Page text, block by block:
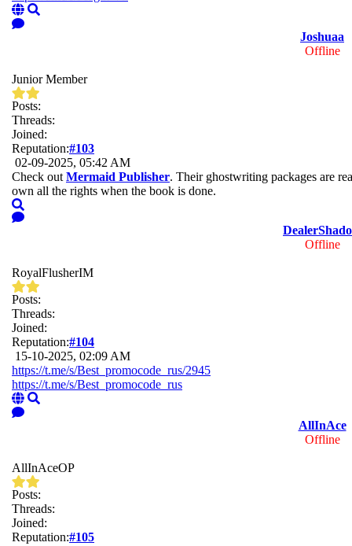
Joshuaa
Offline
Junior Member
Posts:
Threads:
Joined:
Reputation:#103
02-09-2025, 05:42 AM
Check out Mermaid Publisher. Their ghostwriting packages are
own all the rights when the book is done.
Offline
RoyalFlusherIM
Posts:
Threads:
Joined:
Reputation:#104
15-10-2025, 02:09 AM
https://t.me/s/Best_promocode_rus/2945
https://t.me/s/Best_promocode_rus
AllInAce
Offline
AllInAceOP
Posts:
Threads:
Joined:
Reputation:#105